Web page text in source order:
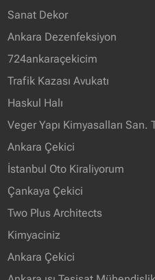
Sanat Dekor
Ankara Dezenfeksiyon
724ankaraçekicim
Trafik Kazası Avukatı
Haskul Halı
Veger Yapı Kimyasalları San.
Ankara Çekici
İstanbul Oto Kiraliyorum
Çankaya Çekici
Two Plus Architects
Kimyaciniz
Ankara Çekici